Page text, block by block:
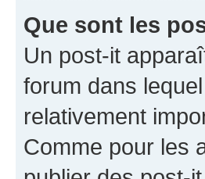
Que sont les
Un post-it
forum dans
relativement
Comme pour les